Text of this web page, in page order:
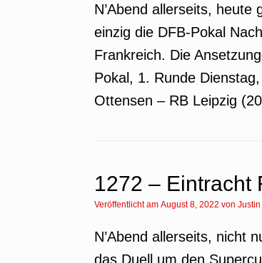
N’Abend allerseits,
einzig die DFB-Pokal
Frankreich. Die
Pokal, 1. Runde
Ottensen – RB Leipzig
1272 – Eintracht
Veröffentlicht am August 8, 2022 von Justin
N’Abend allerseits, nicht
das Duell um den